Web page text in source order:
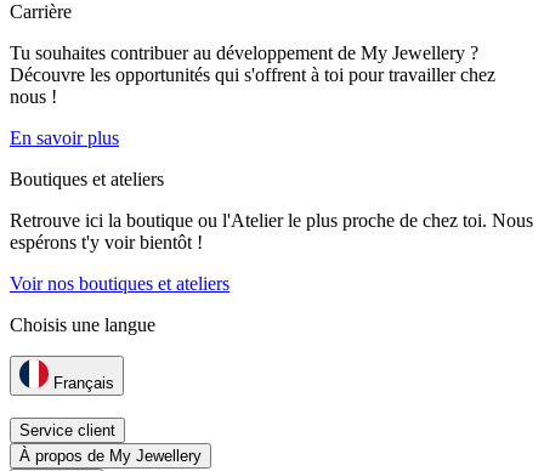
Carrière
Tu souhaites contribuer au développement de My Jewellery ?
Découvre les opportunités qui s'offrent à toi pour travailler chez
nous !
En savoir plus
Boutiques et ateliers
Retrouve ici la boutique ou l'Atelier le plus proche de chez toi. Nous
espérons t'y voir bientôt !
Voir nos boutiques et ateliers
Choisis une langue
Français
Service client
À propos de My Jewellery